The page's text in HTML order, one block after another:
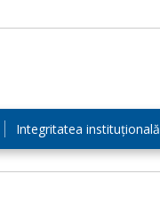
Integritatea instituțională